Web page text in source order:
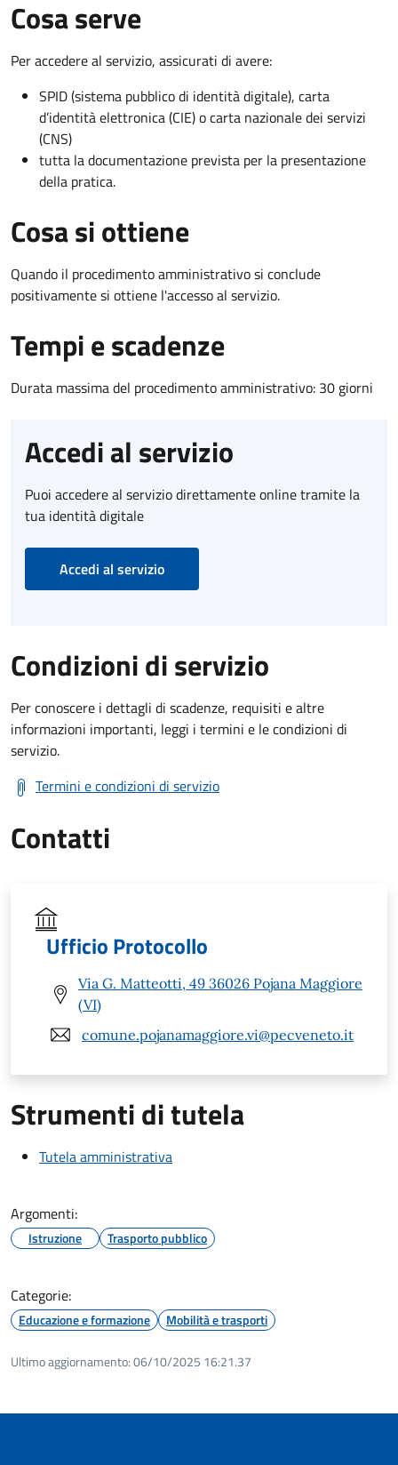
Cosa serve
Per accedere al servizio, assicurati di avere:
SPID (sistema pubblico di identità digitale), carta
d’identità elettronica (CIE) o carta nazionale dei servizi
(CNS)
tutta la documentazione prevista per la presentazione
della pratica.
Cosa si ottiene
Quando il procedimento amministrativo si conclude
positivamente si ottiene l'accesso al servizio.
Tempi e scadenze
Durata massima del procedimento amministrativo: 30 giorni
Accedi al servizio
Puoi accedere al servizio direttamente online tramite la
tua identità digitale
Accedi al servizio
Condizioni di servizio
Per conoscere i dettagli di scadenze, requisiti e altre
informazioni importanti, leggi i termini e le condizioni di
servizio.
Termini e condizioni di servizio
Contatti
Ufficio Protocollo
Via G. Matteotti, 49 36026 Pojana Maggiore
(VI)
comune.pojanamaggiore.vi@pecveneto.it
Strumenti di tutela
Tutela amministrativa
Argomenti:
Istruzione Trasporto pubblico
Categorie:
Educazione e formazione Mobilità e trasporti
Ultimo aggiornamento:06/10/2025 16:21.37